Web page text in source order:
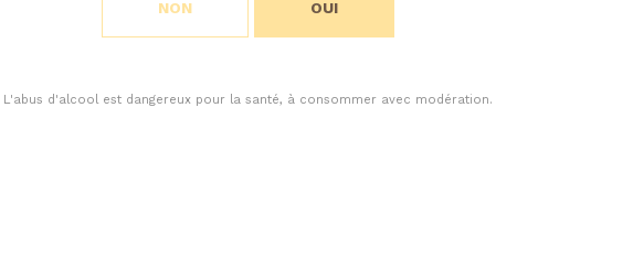
NON OUI
L'abus d'alcool est dangereux pour la santé, à consommer avec modération.